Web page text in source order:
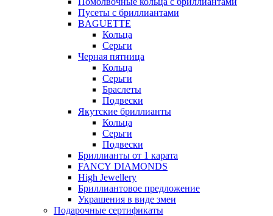
Пусеты с бриллиантами
BAGUETTE
Кольца
Серьги
Черная пятница
Кольца
Серьги
Браслеты
Подвески
Якутские бриллианты
Кольца
Серьги
Подвески
Бриллианты от 1 карата
FANCY DIAMONDS
High Jewellery
Бриллиантовое предложение
Украшения в виде змеи
Подарочные сертификаты